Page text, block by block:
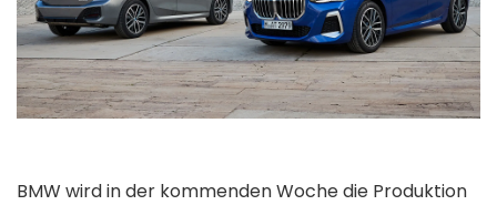
BMW wird in der kommenden Woche die Produktion